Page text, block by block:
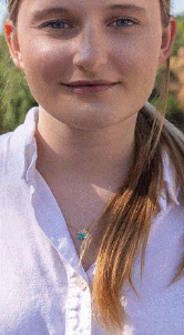
Ultime Notizie